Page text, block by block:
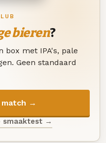
bieren?
box met IPA's, pale
Geen standaard
match →
smaaktest →